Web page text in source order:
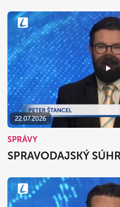
22.07.2026
SPRÁVY
SPRAVODAJSKÝ